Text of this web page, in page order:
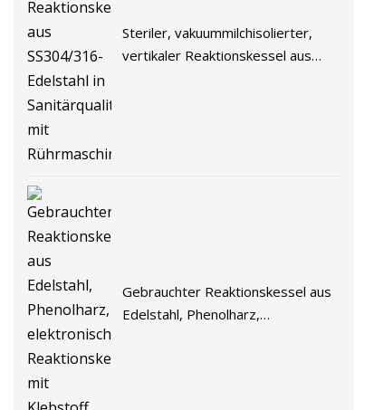
Steriler, vakuummilchisolierter,
vertikaler Reaktionskessel aus
Gebrauchter Reaktionskessel aus
Edelstahl, Phenolharz,